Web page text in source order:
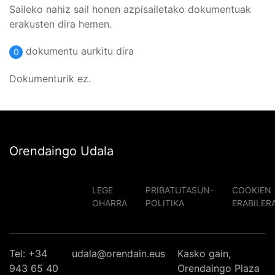
Saileko nahiz sail honen azpisailetako dokumentuak
erakusten dira hemen.
0 dokumentu aurkitu dira
Dokumenturik ez.
Orendaingo Udala
LEGE
OHARRA
PRIBATUTASUN-
POLITIKA
COOKIEN
Tel: +34
943 65 40
udala@orendain.eus
Kasko gain,
Orendaingo Plaza